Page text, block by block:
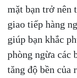
mặt bạn trở nên
giao tiếp hàng
giúp bạn khắc
phòng ngừa các
tăng độ bền của